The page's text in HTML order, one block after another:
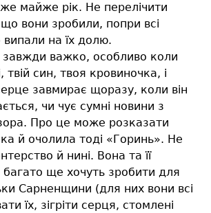
майже рік. Не перелічити
вони зробили, попри всі
на їх долю.
важко, особливо коли
син, твоя кровиночка, і
завмирає щоразу, коли він
чи чує сумні новини з
Про це може розказати
й очолила тоді «Горинь». Не
й нині. Вона та її
ще хочуть зробити для
Сарненщини (для них вони всі
їх, зігріти серця, стомлені